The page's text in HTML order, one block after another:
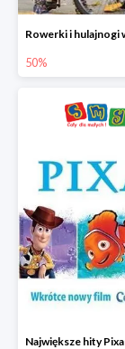
50%